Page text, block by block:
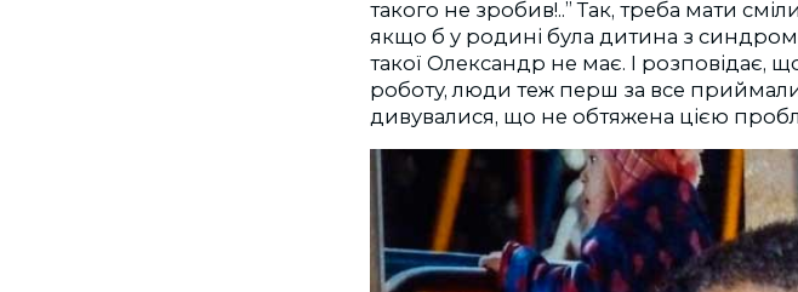
такого не зробив!..” Так, треба мати
якщо б у родині була дитина з
такої Олександр не має. І розповідає,
роботу, люди теж перш за все приймали
дивувалися, що не обтяжена цією